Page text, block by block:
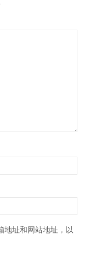
地址和网站地址，以